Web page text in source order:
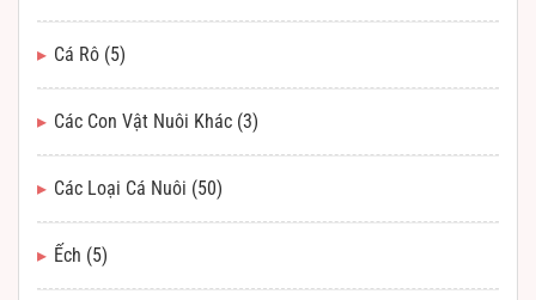
Cá Rô (5)
Các Con Vật Nuôi Khác (3)
Các Loại Cá Nuôi (50)
Ếch (5)